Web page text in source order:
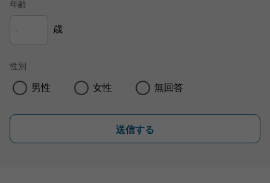
年齢
歳
性別
男性 女性 無回答
送信する